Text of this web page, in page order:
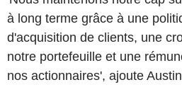
à long terme grâce à une
d'acquisition de clients, une
notre portefeuille et une
nos actionnaires', ajoute